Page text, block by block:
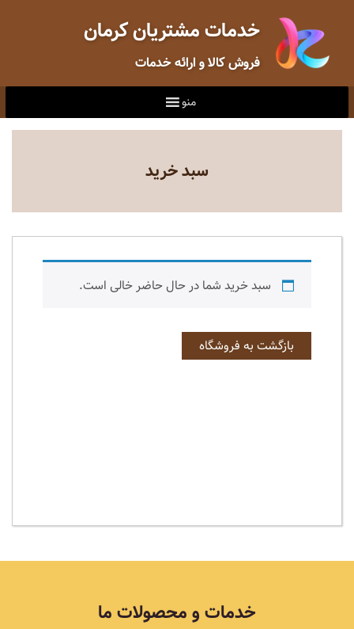
خدمات مشتریان کرمان
فروش کالا و ارائه خدمات
منو
سبد خرید
سبد خرید شما در حال حاضر خالی است.
بازگشت به فروشگاه
خدمات و محصولات ما